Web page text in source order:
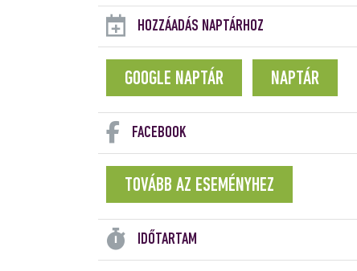
HOZZÁADÁS NAPTÁRHOZ
GOOGLE NAPTÁR NAPTÁR
FACEBOOK
TOVÁBB AZ ESEMÉNYHEZ
IDŐTARTAM